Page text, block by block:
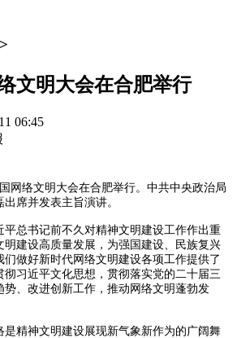
文明大会在合肥举行
06:45
络文明大会在合肥举行。中共中央政治局
席并发表主旨演讲。
总书记前不久对精神文明建设工作作出重
明建设高质量发展，为强国建设、民族复兴
做好新时代网络文明建设各项工作提供了
习近平文化思想，贯彻落实党的二十届三
势、改进创新工作，推动网络文明蓬勃发
精神文明建设展现新气象新作为的广阔舞